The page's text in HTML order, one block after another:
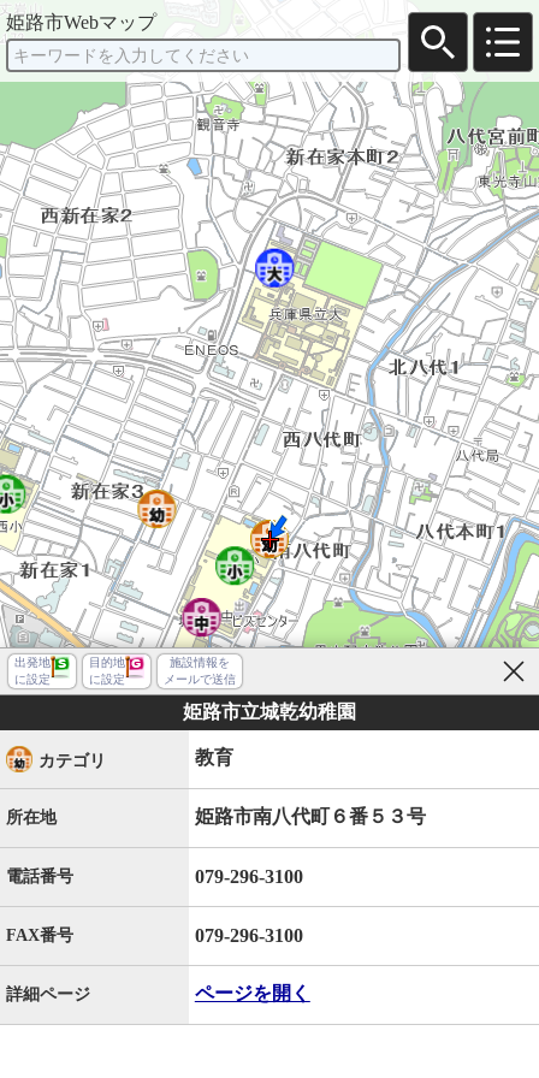
姫路市Webマップ
出発地
に設定
目的地
に設定
施設情報を
メールで送信
姫路市立城乾幼稚園
カテゴリ 教育
所在地 姫路市南八代町６番５３号
電話番号 079-296-3100
FAX番号 079-296-3100
詳細ページ ページを開く